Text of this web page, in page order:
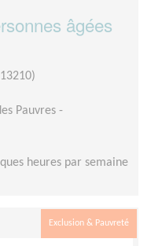
âgées
Pauvres -
heures par semaine
Exclusion & Pauvreté